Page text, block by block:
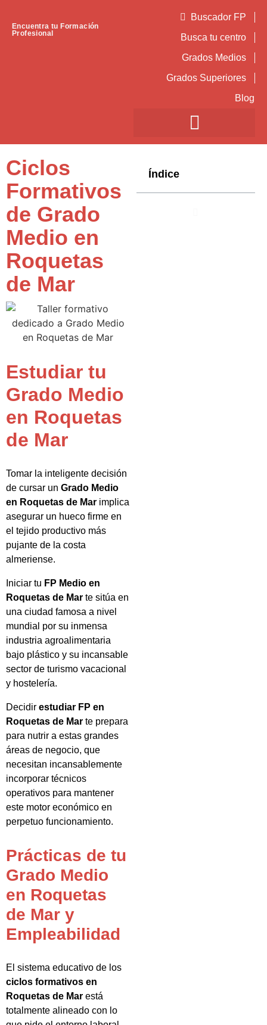
Encuentra tu Formación
Profesional
Buscador FP
Busca tu centro
Grados Medios
Grados Superiores
Blog
Ciclos
Formativos
de Grado
Medio en
Roquetas
de Mar
Estudiar tu
Grado Medio
en Roquetas
de Mar
Tomar la inteligente decisión
de cursar un Grado Medio
en Roquetas de Mar implica
asegurar un hueco firme en
el tejido productivo más
pujante de la costa
almeriense.
Iniciar tu FP Medio en
Roquetas de Mar te sitúa en
una ciudad famosa a nivel
mundial por su inmensa
industria agroalimentaria
bajo plástico y su incansable
sector de turismo vacacional
y hostelería.
Decidir estudiar FP en
Roquetas de Mar te prepara
para nutrir a estas grandes
áreas de negocio, que
necesitan incansablemente
incorporar técnicos
operativos para mantener
este motor económico en
perpetuo funcionamiento.
Prácticas de tu
Grado Medio
en Roquetas
de Mar y
Empleabilidad
El sistema educativo de los
ciclos formativos en
Roquetas de Mar está
totalmente alineado con lo
Índice